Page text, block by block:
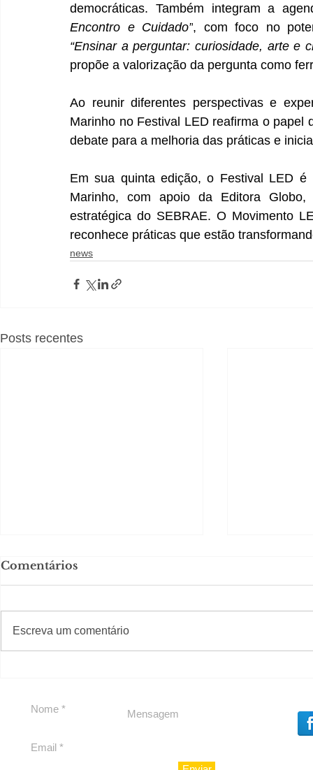
democráticas. Também integram a
Encontro e Cuidado”
“Ensinar a perguntar: curiosidade, arte e
propõe a valorização da pergunta como
Ao reunir diferentes perspectivas e
Marinho no Festival LED reafirma o papel
debate para a melhoria das práticas e
Em sua quinta edição, o Festival LED
Marinho, com apoio da Editora
estratégica do SEBRAE. O Movimento
reconhece práticas que estão
news
Posts recentes
reforçam apoio a
Cláudio Mitidieri
Comentários
Escreva um comentário
#Sugestões